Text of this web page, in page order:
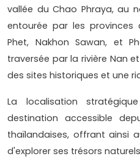
vallée du Chao Phraya, au
entourée par les provinces
Phet, Nakhon Sawan, et
traversée par la rivière Nan
des sites historiques et une
La localisation
destination accessible
thaïlandaises, offrant ainsi
d'explorer ses trésors